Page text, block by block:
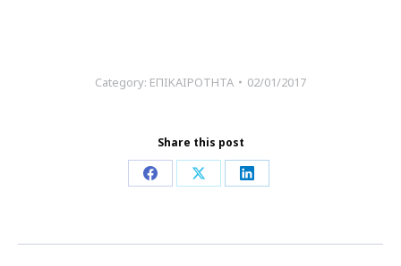
Category: ΕΠΙΚΑΙΡΟΤΗΤΑ 02/01/2017
Share this post
Share
Facebook
Share
X
Share
LinkedIn